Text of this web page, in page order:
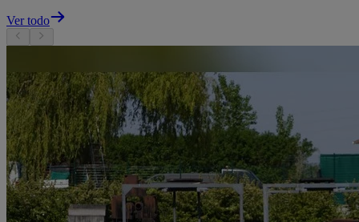
Ver todo